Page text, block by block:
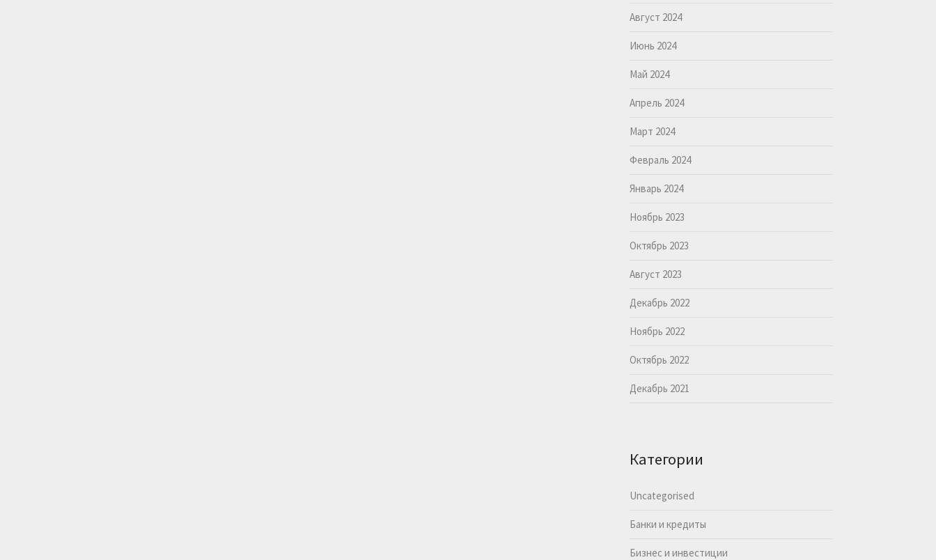
Август 2024
Июнь 2024
Май 2024
Апрель 2024
Март 2024
Февраль 2024
Январь 2024
Ноябрь 2023
Октябрь 2023
Август 2023
Декабрь 2022
Ноябрь 2022
Октябрь 2022
Декабрь 2021
Категории
Uncategorised
Банки и кредиты
Бизнес и инвестиции